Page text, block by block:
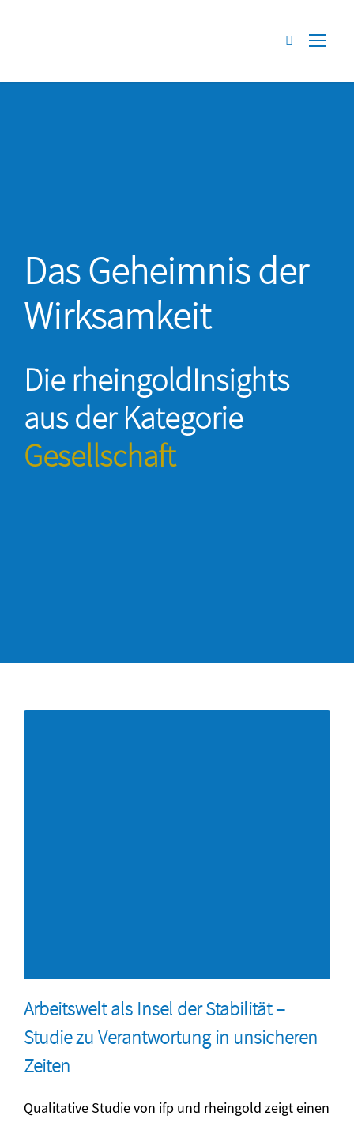
Das Geheimnis der
Wirksamkeit
Die rheingoldInsights
aus der Kategorie
Gesellschaft
Arbeitswelt als Insel der Stabilität –
Studie zu Verantwortung in unsicheren
Zeiten
Qualitative Studie von ifp und rheingold zeigt einen